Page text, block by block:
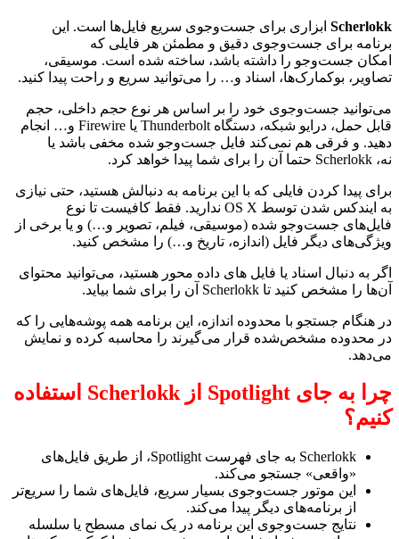
Scherlokk ابزاری برای جست‌وجوی سریع فایل‌ها است. این
برنامه برای جست‌وجوی دقیق و مطمئن هر فایلی که
امکان جست‌وجو را داشته باشد، ساخته شده است. موسیقی،
تصاویر، بوکمارک‌ها، اسناد و… را می‌توانید سریع و راحت پیدا کنید.
می‌توانید جست‌وجوی خود را بر اساس هر نوع حجم داخلی، حجم
قابل حمل، درایو شبکه، دستگاه Thunderbolt یا Firewire و… انجام
دهید. و فرقی هم نمی‌کند فایل جست‌وجو شده مخفی باشد یا
نه، Scherlokk حتما آن را برای شما پیدا خواهد کرد.
برای پیدا کردن فایلی که با این برنامه به دنبالش هستید، حتی نیازی
به ایندکس شدن توسط OS X ندارید. فقط کافیست تا نوع
فایل‌های جست‌وجو شده (موسیقی، فیلم، تصویر و…) و یا برخی از
ویژگی‌های دیگر فایل (اندازه، تاریخ و…) را مشخص کنید.
اگر به دنبال اسناد یا فایل های داده محور هستید، می‌توانید محتوای
آن‌ها را مشخص کنید تا Scherlokk آن را برای شما بیاید.
در هنگام جستجو با محدوده اندازه، این برنامه همه پوشه‌هایی را که
در محدوده مشخص‌شده قرار می‌گیرند را محاسبه کرده و نمایش
می‌دهد.
چرا به جای Spotlight از Scherlokk استفاده
کنیم؟
Scherlokk به جای فهرست Spotlight، از طریق فایل‌های
«واقعی» جستجو می‌کند.
این موتور جست‌وجوی بسیار سریع، فایل‌های شما را سریع‌تر
از برنامه‌های دیگر پیدا می‌کند.
نتایج جست‌وجوی این برنامه در یک نمای مسطح یا سلسله